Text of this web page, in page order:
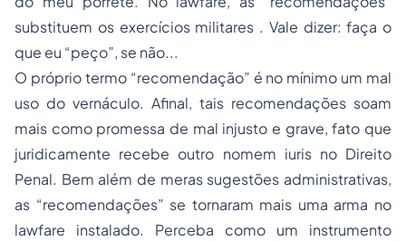
substituem os exercícios militares . Vale dizer: faça o
que eu “peço”, se não...
O próprio termo “recomendação” é no mínimo um mal
uso do vernáculo. Afinal, tais recomendações soam
mais como promessa de mal injusto e grave, fato que
juridicamente recebe outro nomem iuris no Direito
Penal. Bem além de meras sugestões administrativas,
as “recomendações” se tornaram mais uma arma no
lawfare instalado. Perceba como um instrumento